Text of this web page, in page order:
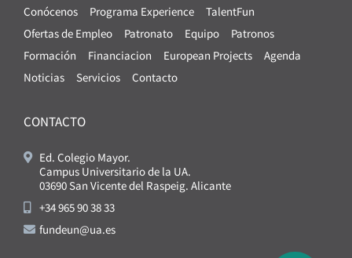
Conócenos Programa Experience
TalentFun
Ofertas de Empleo
Patronato Equipo
Patronos
Formación
Financiacion European Projects
Agenda
Noticias
Servicios Contacto
CONTACTO
Ed. Colegio Mayor.
Campus Universitario de la UA.
03690 San Vicente del Raspeig. Alicante
+34 965 90 38 33
fundeun@ua.es